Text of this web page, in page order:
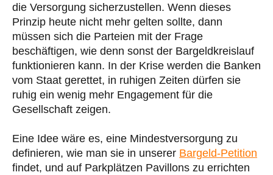
die Versorgung sicherzustellen. Wenn dieses
Prinzip heute nicht mehr gelten sollte, dann
müssen sich die Parteien mit der Frage
beschäftigen, wie denn sonst der Bargeldkreislauf
funktionieren kann. In der Krise werden die Banken
vom Staat gerettet, in ruhigen Zeiten dürfen sie
ruhig ein wenig mehr Engagement für die
Gesellschaft zeigen.
Eine Idee wäre es, eine Mindestversorgung zu
definieren, wie man sie in unserer Bargeld-Petition
findet, und auf Parkplätzen Pavillons zu errichten